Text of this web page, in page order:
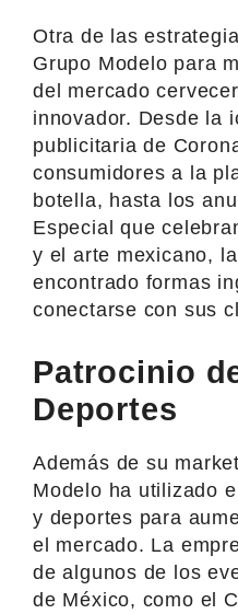
Otra de las
Grupo Modelo para
del mercado
innovador. Desde la
publicitaria de
consumidores a la
botella, hasta los
Especial que
y el arte mexicano,
encontrado formas
conectarse con sus
Patrocinio
Deportes
Además de su
Modelo ha utilizado
y deportes para
el mercado. La
de algunos de los
de México, como el